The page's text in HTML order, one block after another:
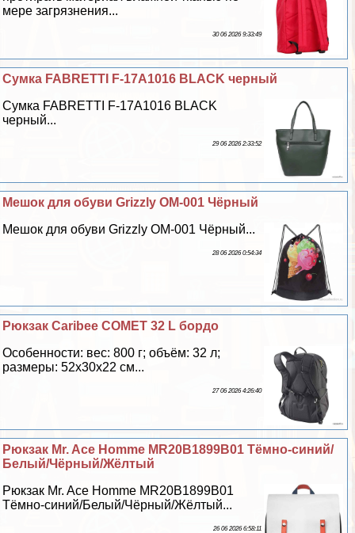
мере загрязнения...
30 06 2026 9:33:49
Сумка FABRETTI F-17A1016 BLACK черный
Сумка FABRETTI F-17A1016 BLACK
черный...
29 06 2026 2:33:52
Мешок для обуви Grizzly OM-001 Чёрный
Мешок для обуви Grizzly OM-001 Чёрный...
28 06 2026 0:54:34
Рюкзак Caribee COMET 32 L бордо
Особенности: вес: 800 г; объём: 32 л;
размеры: 52х30х22 см...
27 06 2026 4:26:40
Рюкзак Mr. Ace Homme MR20B1899B01 Тёмно-синий/
Белый/Чёрный/Жёлтый
Рюкзак Mr. Ace Homme MR20B1899B01
Тёмно-синий/Белый/Чёрный/Жёлтый...
26 06 2026 6:58:11